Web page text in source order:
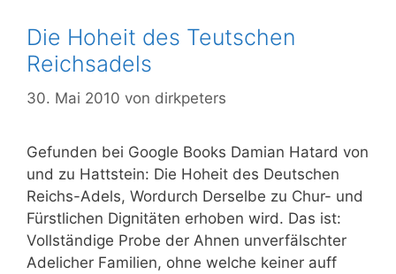
Die Hoheit des Teutschen
Reichsadels
30. Mai 2010 von dirkpeters
Gefunden bei Google Books Damian Hatard von
und zu Hattstein: Die Hoheit des Deutschen
Reichs-Adels, Wordurch Derselbe zu Chur- und
Fürstlichen Dignitäten erhoben wird. Das ist:
Vollständige Probe der Ahnen unverfälschter
Adelicher Familien, ohne welche keiner auff